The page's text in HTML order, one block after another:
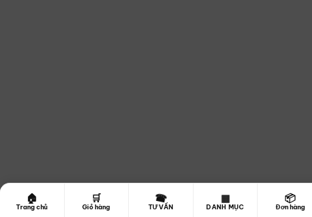
🏠
Trang chủ
🛒
Giỏ hàng
☎
TƯ VẤN
▦
DANH MỤC
📦
Đơn hàng